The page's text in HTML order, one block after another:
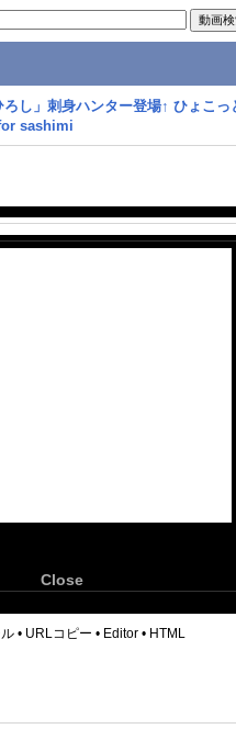
し」刺身ハンター登場↑ ひょこっ
sashimi
Close
• URLコピー • Editor • HTML